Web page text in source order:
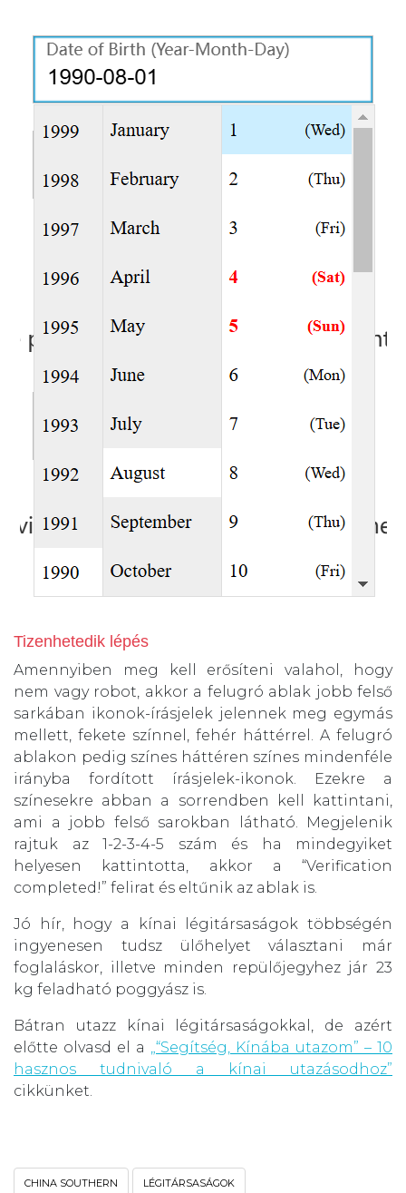
Tizenhetedik lépés
Amennyiben meg kell erősíteni valahol, hogy
nem vagy robot, akkor a felugró ablak jobb felső
sarkában ikonok-írásjelek jelennek meg egymás
mellett, fekete színnel, fehér háttérrel. A felugró
ablakon pedig színes háttéren színes mindenféle
irányba fordított írásjelek-ikonok. Ezekre a
színesekre abban a sorrendben kell kattintani,
ami a jobb felső sarokban látható. Megjelenik
rajtuk az 1-2-3-4-5 szám és ha mindegyiket
helyesen kattintotta, akkor a “Verification
completed!” felirat és eltűnik az ablak is.
Jó hír, hogy a kínai légitársaságok többségén
ingyenesen tudsz ülőhelyet választani már
foglaláskor, illetve minden repülőjegyhez jár 23
kg feladható poggyász is.
Bátran utazz kínai légitársaságokkal, de azért
előtte olvasd el a
„“Segítség, Kínába utazom” – 10
hasznos tudnivaló a kínai utazásodhoz”
cikkünket.
CHINA SOUTHERN LÉGITÁRSASÁGOK